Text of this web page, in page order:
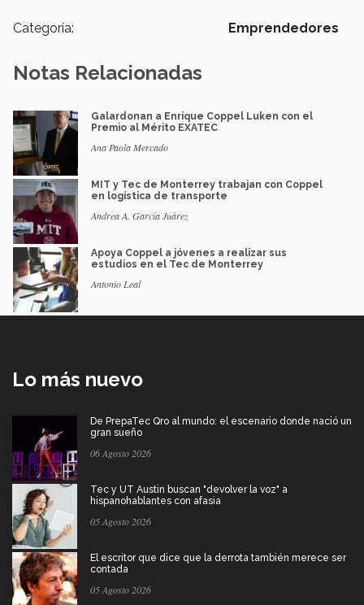
Categoría: Emprendedores
Notas Relacionadas
Galardonan a Enrique Coppel Luken con el
Premio al Mérito EXATEC
Ana Paola Mercado
MIT y Tec de Monterrey trabajan con Coppel
en logística de transporte
Andrea A. García Juárez
Apoya Coppel a jóvenes a realizar sus
estudios en el Tec de Monterrey
Antonio Leal
Lo más nuevo
De PrepaTec Qro al mundo: el escenario donde nació un
gran sueño
06 Agosto 2026
Tec y UT Austin buscan "devolver la voz" a
hispanohablantes con afasia
05 Agosto 2026
El escritor que dice que la derrota también merece ser
contada
05 Agosto 2026